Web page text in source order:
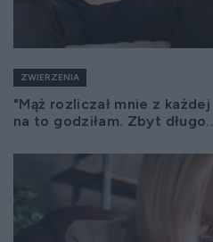
ZWIERZENIA
"Mąż rozliczał mnie z
na to godziłam. Zbyt